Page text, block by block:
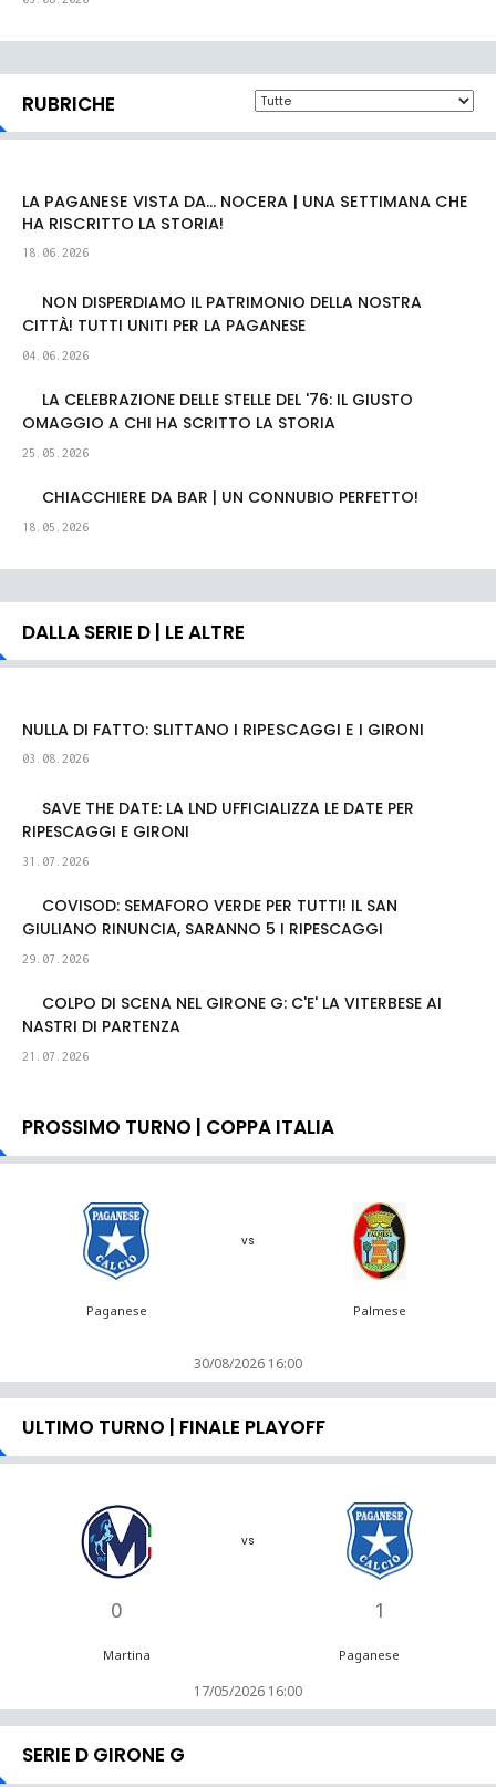
RUBRICHE
LA PAGANESE VISTA DA... NOCERA | UNA SETTIMANA CHE
HA RISCRITTO LA STORIA!
18.06.2026
NON DISPERDIAMO IL PATRIMONIO DELLA NOSTRA
CITTÀ! TUTTI UNITI PER LA PAGANESE
04.06.2026
LA CELEBRAZIONE DELLE STELLE DEL '76: IL GIUSTO
OMAGGIO A CHI HA SCRITTO LA STORIA
25.05.2026
CHIACCHIERE DA BAR | UN CONNUBIO PERFETTO!
18.05.2026
DALLA SERIE D | LE ALTRE
NULLA DI FATTO: SLITTANO I RIPESCAGGI E I GIRONI
03.08.2026
SAVE THE DATE: LA LND UFFICIALIZZA LE DATE PER
RIPESCAGGI E GIRONI
31.07.2026
COVISOD: SEMAFORO VERDE PER TUTTI! IL SAN
GIULIANO RINUNCIA, SARANNO 5 I RIPESCAGGI
29.07.2026
COLPO DI SCENA NEL GIRONE G: C'E' LA VITERBESE AI
NASTRI DI PARTENZA
21.07.2026
PROSSIMO TURNO | COPPA ITALIA
Paganese
vs
Palmese
30/08/2026 16:00
ULTIMO TURNO | FINALE PLAYOFF
0
vs
1
Martina Paganese
17/05/2026 16:00
SERIE D GIRONE G